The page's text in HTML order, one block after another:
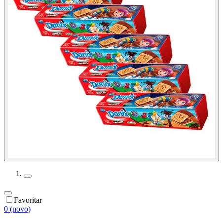
Favoritar
0 (novo)